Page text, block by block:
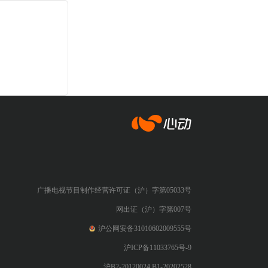
广播电视节目制作经营许可证（沪）字第05033号
网出证（沪）字第007号
沪公网安备31010602009555号
沪ICP备11033765号-9
心动网络